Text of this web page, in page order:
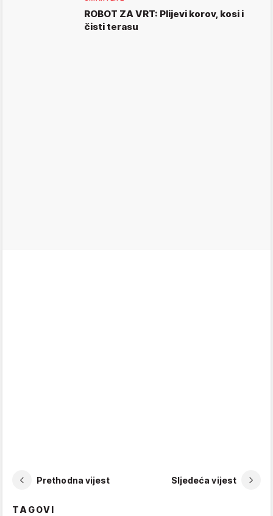
ROBOT ZA VRT: Plijevi korov, kosi i
čisti terasu
Prethodna vijest Sljedeća vijest
TAGOVI